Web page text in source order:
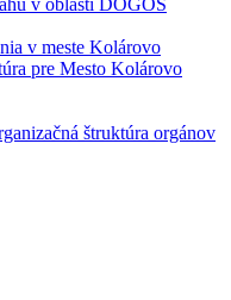
v oblasti DÖGÖS
v meste Kolárovo
pre Mesto Kolárovo
štruktúra orgánov